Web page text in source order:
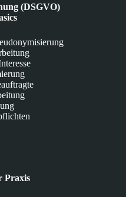
(DSGVO)
Praxis